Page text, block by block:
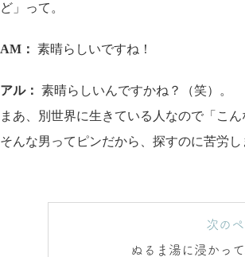
ど」って。
AM： 素晴らしいですね！
アル： 素晴らしいんですかね？（笑）。
まあ、別世界に生きている人なので「こ
そんな男ってピンだから、探すのに苦労し
次の
ぬるま湯に浸かっ